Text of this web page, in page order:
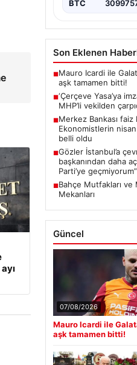
BTC
Son Eklenen
■Mauro Icardi ile
aşk tamamen bitti!
■‘Çerçeve Yasa’ya
MHP’li vekilden
■Merkez Bankası faiz
Ekonomistlerin
belli oldu
■Gözler İstanbul’a
başkanından daha
Parti’ye geçmiyorum”
■Bahçe Mutfakları ve
Mekanları
Güncel
07/08/2026
Mauro Icardi ile
aşk tamamen bitti!